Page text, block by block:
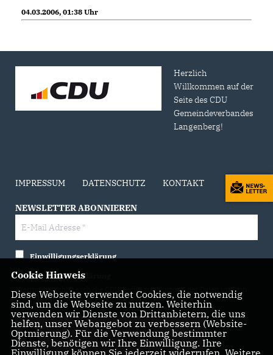
04.03.2006, 01:38 Uhr
Herzlich
Willkommen auf der
Seite des CDU
Gemeindeverbandes
Langenberg!
IMPRESSUM DATENSCHUTZ KONTAKT
NEWSLETTER ABONNIEREN
Einwilligungserklärung
Datenschutzerklärung
Hiermit berechtige ich die CDU Berlin zur Nutzung der Daten im Sinn
der nachfolgendenDatenschutzerklärung.*
Anti-Roboter-Verifizierung
Hier klicken
FriendlyCaptcha ⇗
Cookie Hinweis
Diese Webseite verwendet Cookies, die notwendig
sind, um die Webseite zu nutzen. Weiterhin
verwenden wir Dienste von Drittanbietern, die uns
helfen, unser Webangebot zu verbessern (Website-
Optmierung). Für die Verwendung bestimmter
Dienste, benötigen wir Ihre Einwilligung. Ihre
Einwilligung können Sie jederzeit widerrufen. Weitere